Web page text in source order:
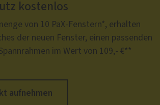
kostenlos
von 10 PaX-Fenstern*, erhalten
der neuen Fenster, einen passenden
im Wert von 109,- €**
aufnehmen